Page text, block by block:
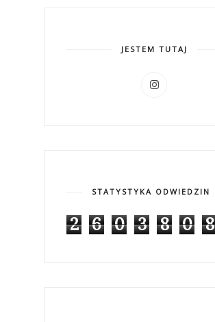
JESTEM TUTAJ
STATYSTYKA ODWIEDZIN
2 6 0 3 8 0 8